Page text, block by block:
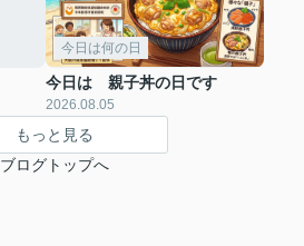
今日は何の日
今日は 親子丼の日です
2026.08.05
もっと見る
ブログトップへ